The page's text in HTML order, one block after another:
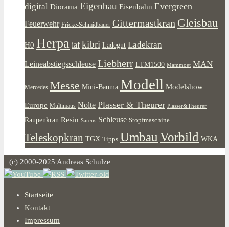
digital Diorama Eigenbau Eisenbahn Evergreen
Feuerwehr Fricke-Schmidbauer Gittermastkran Gleisbau
H0 Herpa iaf kibri Ladegut Ladekran
Leineabstiegsschleuse Liebherr LTM1500 Mammoet MAN
Mercedes Messe Mini-Bauma Modell Modelshow
Europe Multimaus Nolte Plasser & Theurer Plasser&Theurer
Raupenkran Resin Sarens Schleuse Stopfmaschine
Teleskopkran TGX Tipps Umbau Vorbild WKA
(c) 2000-2025 Andreas Schulze
Startseite
Kontakt
Impressum